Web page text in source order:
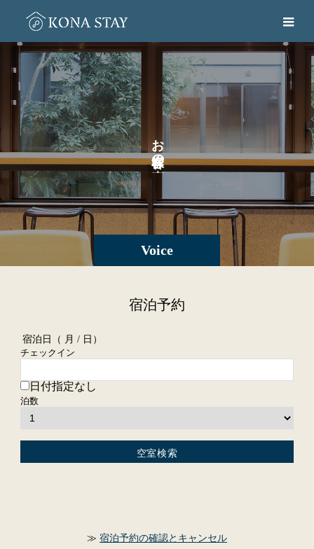
Voice
お
の
。
宿泊予約
宿泊日（ 月 / 日）
チェックイン
日付指定なし
泊数
宿泊予約の確認とキャンセル